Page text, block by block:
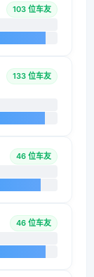
103 位车友
133 位车友
46 位车友
46 位车友